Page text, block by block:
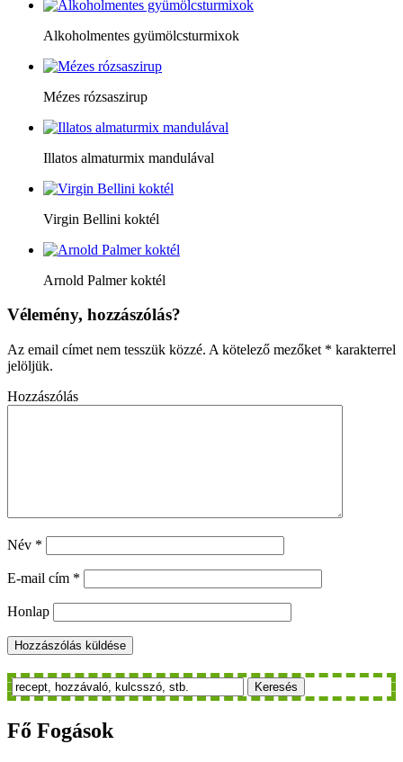
Alkoholmentes gyümölcsturmixok
Mézes rózsaszirup
Illatos almaturmix mandulával
Virgin Bellini koktél
Arnold Palmer koktél
Vélemény, hozzászólás?
Az email címet nem tesszük közzé. A kötelező mezőket * karakterrel
jelöljük.
Hozzászólás
Név *
E-mail cím *
Honlap
Keresés
Fő Fogások